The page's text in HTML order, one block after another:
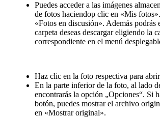
Puedes acceder a las imágenes
de fotos haciendop clic en «Mis
«Fotos en discusión». Además podrás
carpeta deseas descargar eligiendo la
correspondiente en el menú
Haz clic en la foto respectiva para
En la parte inferior de la foto, al lado
encontrarás la opción „Opciones“. Si
botón, puedes mostrar el archivo
en «Mostrar original».